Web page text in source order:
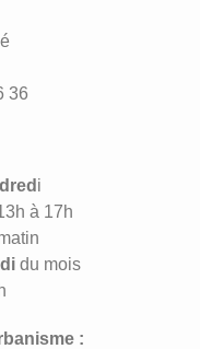
36
i
à 17h
du mois
: